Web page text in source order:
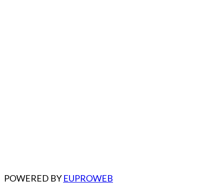
POWERED BYEUPROWEB